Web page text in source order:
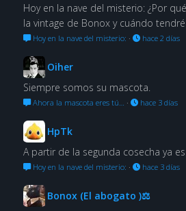
Hoy en la nave del misterio: ¿Por
la vintage de Bonox y cuándo
Hoy en la nave del misterio: · hace 2 días
Oiher
Siempre somos su mascota.
Ahora la mascota eres tú… · hace 3 días
HpTk
A partir de la segunda cosecha ya
Hoy en la nave del misterio: · hace 3 días
Bonox (El abogato )⚖